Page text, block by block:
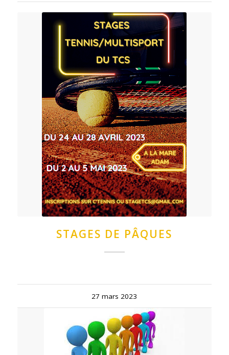
STAGES DE PÂQUES
27 mars 2023